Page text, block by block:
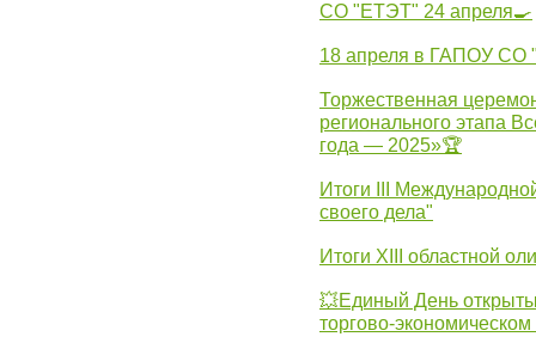
СО "ЕТЭТ" 24 апреля🍳
18 апреля в ГАПОУ СО
Торжественная
регионального этапа
года — 2025»🏆
Итоги III
своего дела"
Итоги XIII областной
💥Единый День
торгово-